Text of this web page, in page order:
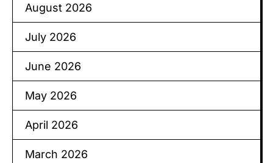
August 2026
July 2026
June 2026
May 2026
April 2026
March 2026